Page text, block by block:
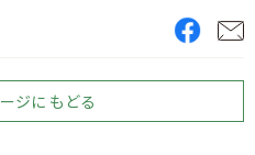
ジに もどる